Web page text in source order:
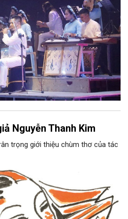
Nguyễn Thanh Kim
trọng giới thiệu chùm thơ của tác